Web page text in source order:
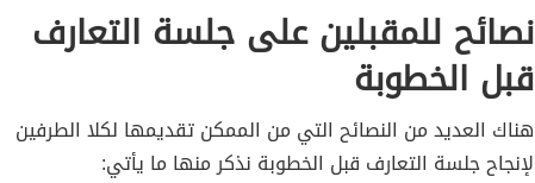
نصائح للمقبلين على جلسة التعارف
قبل الخطوبة
هناك العديد من النصائح التي من الممكن تقديمها لكلا الطرفين
لإنجاح جلسة التعارف قبل الخطوبة نذكر منها ما يأتي: